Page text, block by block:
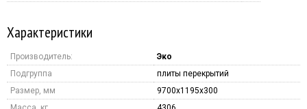
Характеристики
Производитель:
Эко
Подгруппа
плиты перекрытий
Размер, мм
9700x1195x300